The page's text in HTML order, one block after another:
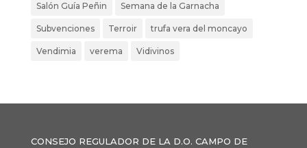
Salón Guía Peñin Semana de la Garnacha
Subvenciones Terroir trufa vera del moncayo
Vendimia verema Vidivinos
CONSEJO REGULADOR DE LA D.O. CAMPO DE